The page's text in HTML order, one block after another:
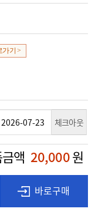
가기 >
체크아웃
액 20,000원
바로구매